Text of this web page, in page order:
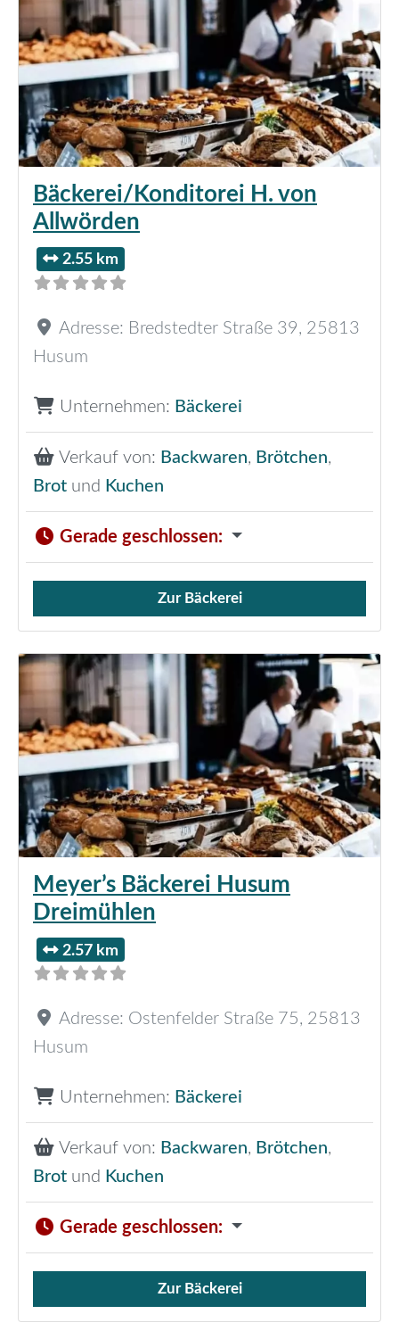
Bäckerei/Konditorei H. von
Allwörden
2.55 km
Adresse: Bredstedter Straße 39, 25813
Husum
Unternehmen: Bäckerei
Verkauf von: Backwaren, Brötchen,
Brot und Kuchen
Gerade geschlossen:
Verkauf von Brötchen,
Zur Bäckerei
Meyer’s Bäckerei Husum
Dreimühlen
2.57 km
Adresse: Ostenfelder Straße 75, 25813
Husum
Unternehmen: Bäckerei
Verkauf von: Backwaren, Brötchen,
Brot und Kuchen
Gerade geschlossen:
Verkauf von Brötchen,
Zur Bäckerei